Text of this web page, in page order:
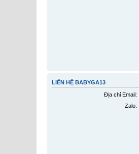
LIÊN HỆ BABYGA13
Địa chỉ Email:
Zalo: